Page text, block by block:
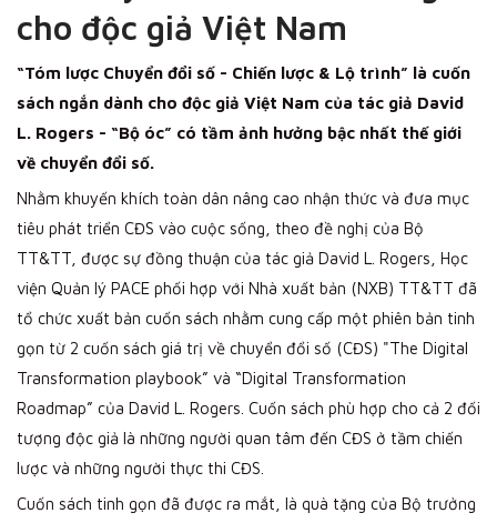
cho độc giả Việt Nam
“Tóm lược Chuyển đổi số - Chiến lược & Lộ trình” là cuốn
sách ngắn dành cho độc giả Việt Nam của tác giả David
L. Rogers - “Bộ óc” có tầm ảnh hưởng bậc nhất thế giới
về chuyển đổi số.
Nhằm khuyến khích toàn dân nâng cao nhận thức và đưa mục
tiêu phát triển CĐS vào cuộc sống, theo đề nghị của Bộ
TT&TT, được sự đồng thuận của tác giả David L. Rogers, Học
viện Quản lý PACE phối hợp với Nhà xuất bản (NXB) TT&TT đã
tổ chức xuất bản cuốn sách nhằm cung cấp một phiên bản tinh
gọn từ 2 cuốn sách giá trị về chuyển đổi số (CĐS) "The Digital
Transformation playbook” và “Digital Transformation
Roadmap” của David L. Rogers. Cuốn sách phù hợp cho cả 2 đối
tượng độc giả là những người quan tâm đến CĐS ở tầm chiến
lược và những người thực thi CĐS.
Cuốn sách tinh gọn đã được ra mắt, là quà tặng của Bộ trưởng